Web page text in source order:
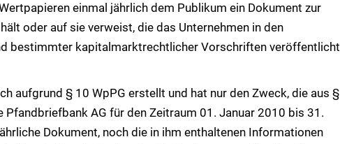
einmal jährlich dem Publikum ein Dokument zur
oder auf sie verweist, die das Unternehmen in den
bestimmter kapitalmarktrechtlicher Vorschriften veröffentlicht
aufgrund § 10 WpPG erstellt und hat nur den Zweck, die aus §
AG für den Zeitraum 01. Januar 2010 bis 31.
Dokument, noch die in ihm enthaltenen Informationen